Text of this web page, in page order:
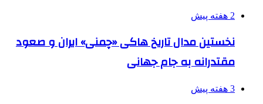
2 هفته پیش
نخستین مدال تاریخ هاکی «چمنی» ایران و صعود
مقتدرانه به جام جهانی
3 هفته پیش